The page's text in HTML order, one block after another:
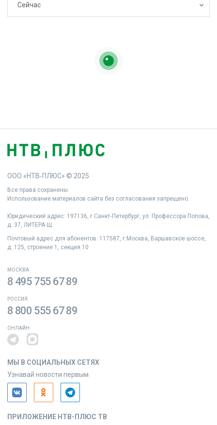
Сейчас
ООО «НТВ‑ПЛЮС» © 2025
Все права сохранены.
Использование материалов сайта без согласования запрещено.
Юридический адрес: 197136, г.Санкт‑Петербург, ул. Профессора Попова,
д. 37, ЛИТЕРА Щ
Почтовый адрес для абонентов: 117587, г.Москва, Варшавское шоссе,
д. 125, строение 1, секция 10
МОСКВА
8 495 755 67 89
РОССИЯ
8 800 555 67 89
ОНЛАЙН
МЫ В СОЦИАЛЬНЫХ СЕТЯХ
Узнавай новости первым
ПРИЛОЖЕНИЕ НТВ-ПЛЮС ТВ